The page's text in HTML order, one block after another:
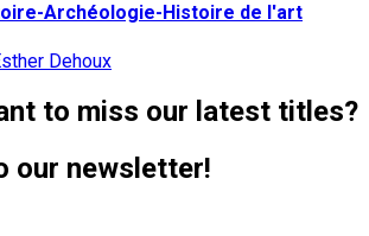
Archéologie-Histoire de l'art
Dehoux
to miss our latest titles?
our newsletter!